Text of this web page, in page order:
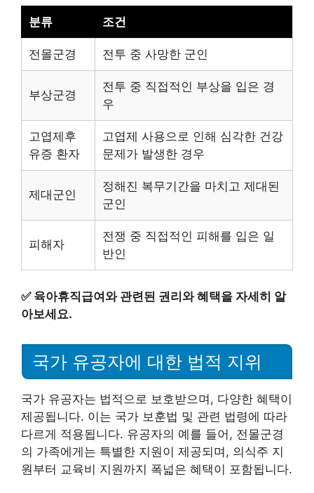
분류 조건
전몰군경 전투 중 사망한 군인
부상군경
전투 중 직접적인 부상을 입은 경
우
고엽제후
유증 환자
고엽제 사용으로 인해 심각한 건강
문제가 발생한 경우
제대군인
정해진 복무기간을 마치고 제대된
군인
피해자
전쟁 중 직접적인 피해를 입은 일
반인
✅ 육아휴직급여와 관련된 권리와 혜택을 자세히 알
아보세요.
국가 유공자에 대한 법적 지위
국가 유공자는 법적으로 보호받으며, 다양한 혜택이
제공됩니다. 이는 국가 보훈법 및 관련 법령에 따라
다르게 적용됩니다. 유공자의 예를 들어, 전몰군경
의 가족에게는 특별한 지원이 제공되며, 의식주 지
원부터 교육비 지원까지 폭넓은 혜택이 포함됩니다.